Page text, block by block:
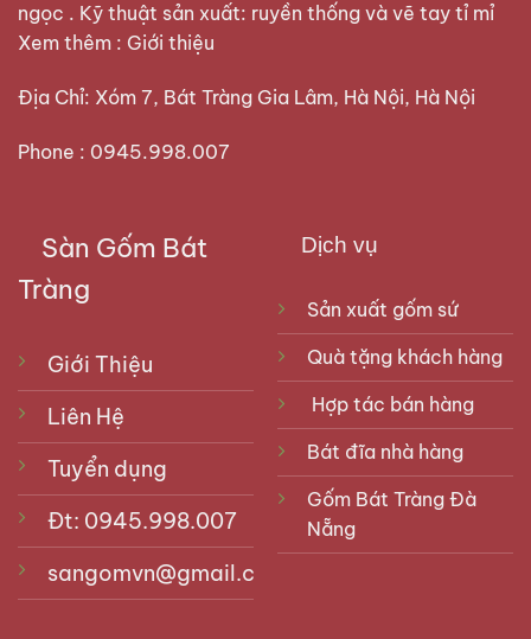
ngọc . Kỹ thuật sản xuất: ruyền thống và vẽ tay tỉ mỉ
Xem thêm : Giới thiệu
Địa Chỉ: Xóm 7, Bát Tràng Gia Lâm, Hà Nội, Hà Nội
Phone : 0945.998.007
Sàn Gốm Bát
Tràng
Giới Thiệu
Liên Hệ
Tuyển dụng
Đt: 0945.998.007
sangomvn@gmail.com
Dịch vụ
Sản xuất gốm sứ
Quà tặng khách hàng
Hợp tác bán hàng
Bát đĩa nhà hàng
Gốm Bát Tràng Đà
Nẵng